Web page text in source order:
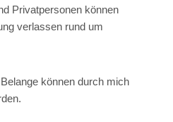
Privatpersonen können
verlassen rund um
können durch mich